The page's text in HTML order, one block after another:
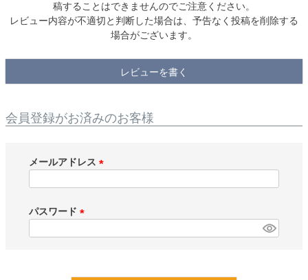
稿することはできませんのでご注意ください。
レビュー内容が不適切と判断した場合は、予告なく投稿を削除する
場合がございます。
レビューを書く
会員登録がお済みのお客様
メールアドレス
)
パスワード